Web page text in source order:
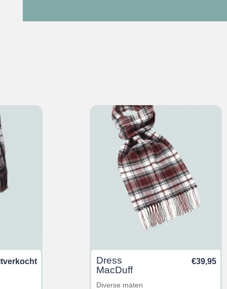
Dress
MacDuff
€39,95
Diverse maten